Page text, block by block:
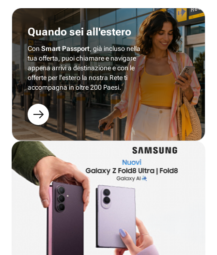
Quando sei all'estero
ConSmart Passport, già incluso nella
tua offerta, puoi chiamare e navigare
appena arrivi a destinazione e con le
offerte per l’estero la nostra Rete ti
accompagna in oltre 200 Paesi.